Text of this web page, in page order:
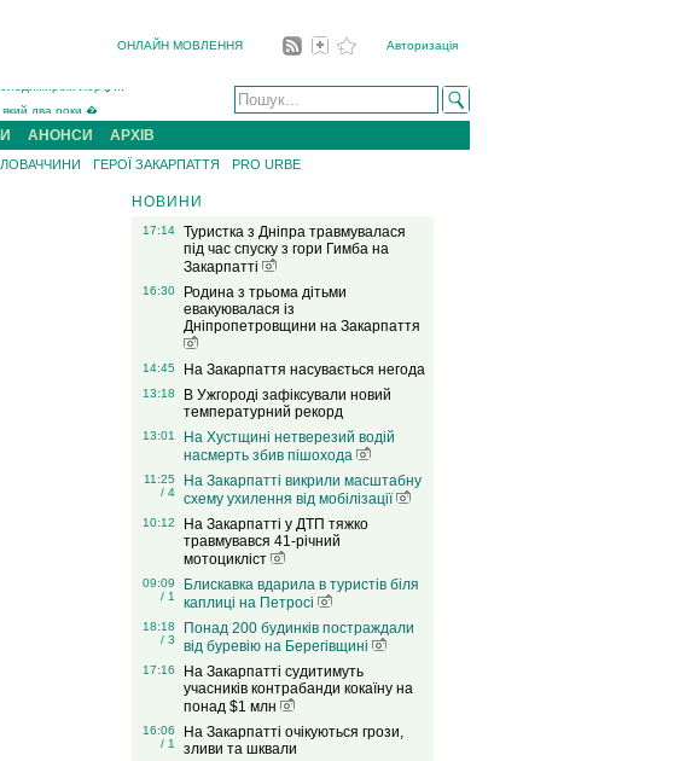
ОНЛАЙН МОВЛЕННЯ Авторизація
у катув...
(ФОТО)[/gree...
(ФОТО)...
АНОНСИ АРХІВ
ГЕРОЇ ЗАКАРПАТТЯ PRO URBE
НОВИНИ
17:14
Туристка з Дніпра травмувалася
під час спуску з гори Гимба на
Закарпатті
16:30
Родина з трьома дітьми
евакуювалася із
Дніпропетровщини на Закарпаття
14:45 На Закарпаття насувається негода
13:18
В Ужгороді зафіксували новий
температурний рекорд
13:01
На Хустщині нетверезий водій
насмерть збив пішохода
11:25
/ 4
На Закарпатті викрили масштабну
схему ухилення від мобілізації
10:12
На Закарпатті у ДТП тяжко
травмувався 41-річний
мотоцикліст
09:09
/ 1
Блискавка вдарила в туристів біля
каплиці на Петросі
18:18
/ 3
Понад 200 будинків постраждали
від буревію на Берегівщині
17:16
На Закарпатті судитимуть
учасників контрабанди кокаїну на
понад $1 млн
16:06
/ 1
На Закарпатті очікуються грози,
зливи та шквали